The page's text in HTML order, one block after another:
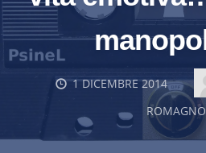
1 DICEMBRE 2014